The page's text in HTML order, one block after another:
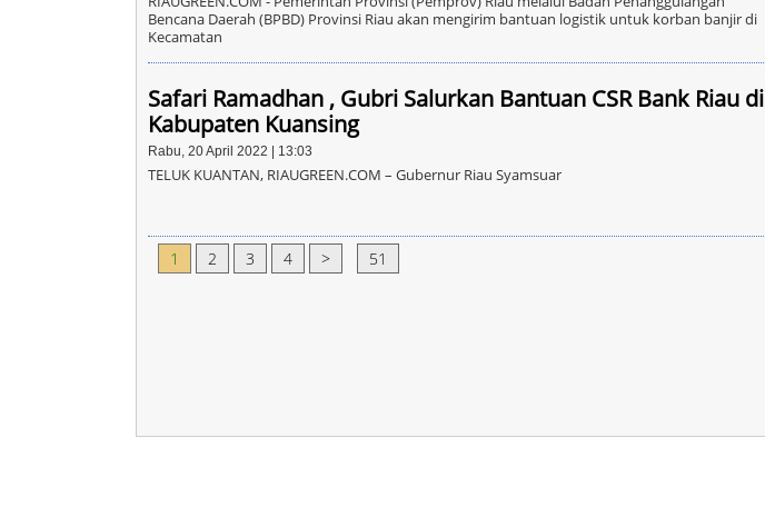
Bencana Daerah (BPBD) Provinsi Riau akan mengirim bantuan logistik untuk korban banjir di
Kecamatan
Safari Ramadhan , Gubri Salurkan Bantuan CSR Bank Riau di
Kabupaten Kuansing
Rabu, 20 April 2022 | 13:03
TELUK KUANTAN, RIAUGREEN.COM – Gubernur Riau Syamsuar
1 2 3 4 > 51